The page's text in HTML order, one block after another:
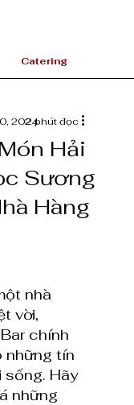
Catering
Hải
Sương
Hàng
20242 phút đọc
nhà
vời,
chính
những tín
sống. Hãy
những